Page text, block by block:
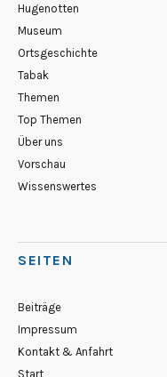
Hugenotten
Museum
Ortsgeschichte
Tabak
Themen
Top Themen
Über uns
Vorschau
Wissenswertes
SEITEN
Beiträge
Impressum
Kontakt & Anfahrt
Start